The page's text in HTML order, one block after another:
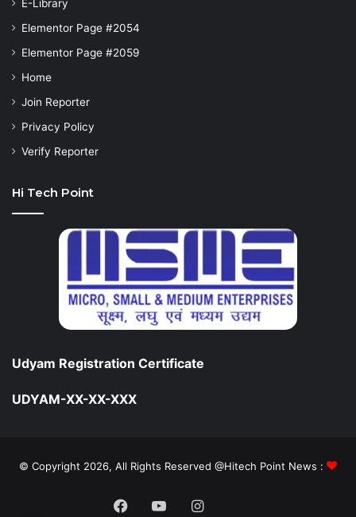
E-Library
Elementor Page #2054
Elementor Page #2059
Home
Join Reporter
Privacy Policy
Verify Reporter
Hi Tech Point
Udyam Registration Certificate
UDYAM-XX-XX-XXX
© Copyright 2026, All Rights Reserved @Hitech Point News :
Facebook
YouTubeInstagram